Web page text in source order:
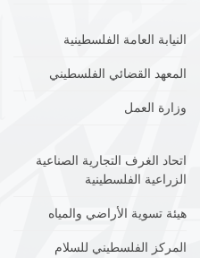
النيابة العامة الفلسطينية
المعهد القضائي الفلسطيني
وزارة العمل
اتحاد الغرف التجارية الصناعية
الزراعية الفلسطينية
هيئة تسوية الأراضي والمياه
المركز الفلسطيني للسلام